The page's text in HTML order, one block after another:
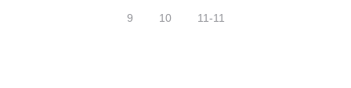
9 10 11-11